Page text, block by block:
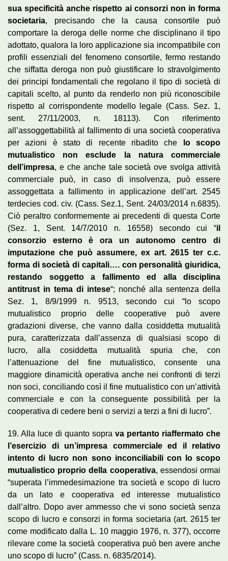
sua specificità anche rispetto ai consorzi non in forma
societaria, precisando che la causa consortile può
comportare la deroga delle norme che disciplinano il tipo
adottato, qualora la loro applicazione sia incompatibile con
profili essenziali del fenomeno consortile, fermo restando
che siffatta deroga non può giustificare lo stravolgimento
dei principi fondamentali che regolano il tipo di società di
capitali scelto, al punto da renderlo non più riconoscibile
rispetto al corrispondente modello legale (Cass. Sez. 1,
sent. 27/11/2003, n. 18113). Con riferimento
all’assoggettabilità al fallimento di una società cooperativa
per azioni è stato di recente ribadito che
lo scopo
mutualistico non esclude la natura commerciale
dell’impresa, e che anche tale società ove svolga attività
commerciale può, in caso di insolvenza, può essere
assoggettata a fallimento in applicazione dell’art. 2545
terdecies cod. civ. (Cass. Sez.1, Sent. 24/03/2014 n.6835).
Ciò peraltro conformemente ai precedenti di questa Corte
(Sez. 1, Sent. 14/7/2010 n. 16558) secondo cui “il
consorzio esterno è ora un autonomo centro di
imputazione che può assumere, ex art. 2615 ter c.c.
forma di società di capitali…. con personalità giuridica,
restando soggetto a fallimento ed alla disciplina
antitrust in tema di intese“; nonché alla sentenza della
Sez. 1, 8/9/1999 n. 9513, secondo cui “lo scopo
mutualistico proprio delle cooperative può avere
gradazioni diverse, che vanno dalla cosiddetta mutualità
pura, caratterizzata dall’assenza di qualsiasi scopo di
lucro, alla cosiddetta mutualità spuria che, con
l’attenuazione del fine mutualistico, consente una
maggiore dinamicità operativa anche nei confronti di terzi
non soci, conciliando così il fine mutualistico con un’attività
commerciale e con la conseguente possibilità per la
cooperativa di cedere beni o servizi a terzi a fini di lucro”.
19. Alla luce di quanto sopra va pertanto riaffermato che
l’esercizio di un’impresa commerciale ed il relativo
intento di lucro non sono inconciliabili con lo scopo
mutualistico proprio della cooperativa, essendosi ormai
“superata l’immedesimazione tra società e scopo di lucro
da un lato e cooperativa ed interesse mutualistico
dall’altro. Dopo aver ammesso che vi sono società senza
scopo di lucro e consorzi in forma societaria (art. 2615 ter
come modificato dalla L. 10 maggio 1976, n. 377), occorre
rilevare come la società cooperativa può ben avere anche
uno scopo di lucro” (Cass. n. 6835/2014).